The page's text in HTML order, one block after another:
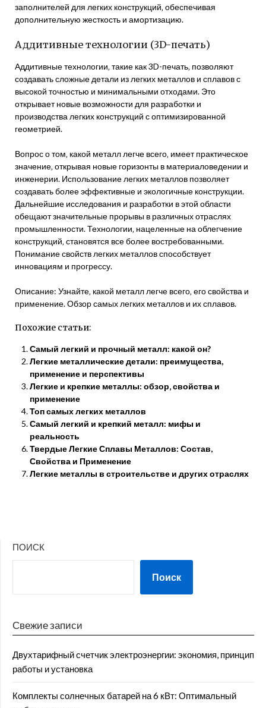
заполнителей для легких конструкций‚ обеспечивая
дополнительную жесткость и амортизацию.
Аддитивные технологии (3D-печать)
Аддитивные технологии‚ такие как 3D-печать‚ позволяют
создавать сложные детали из легких металлов и сплавов с
высокой точностью и минимальными отходами. Это
открывает новые возможности для разработки и
производства легких конструкций с оптимизированной
геометрией.
Вопрос о том‚ какой металл легче всего‚ имеет практическое
значение‚ открывая новые горизонты в материаловедении и
инженерии. Использование легких металлов позволяет
создавать более эффективные и экологичные конструкции.
Дальнейшие исследования и разработки в этой области
обещают значительные прорывы в различных отраслях
промышленности. Технологии‚ нацеленные на облегчение
конструкций‚ становятся все более востребованными.
Понимание свойств легких металлов способствует
инновациям и прогрессу.
Описание: Узнайте‚ какой металл легче всего‚ его свойства и
применение. Обзор самых легких металлов и их сплавов.
Похожие статьи:
Самый легкий и прочный металл: какой он?
Легкие металлические детали: преимущества,
применение и перспективы
Легкие и крепкие металлы: обзор‚ свойства и
применение
Топ самых легких металлов
Самый легкий и крепкий металл: мифы и
реальность
Твердые Легкие Сплавы Металлов: Состав,
Свойства и Применение
Легкие металлы в строительстве и других отраслях
ПОИСК
Поиск
Свежие записи
Двухтарифный счетчик электроэнергии: экономия, принцип
работы и установка
Комплекты солнечных батарей на 6 кВт: Оптимальный